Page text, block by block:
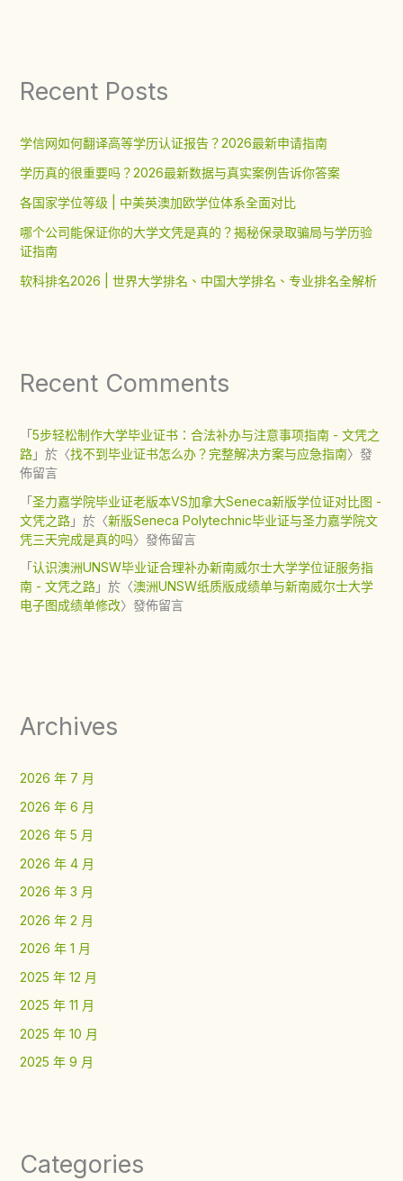
Recent Posts
学信网如何翻译高等学历认证报告？2026最新申请指南
学历真的很重要吗？2026最新数据与真实案例告诉你答案
各国家学位等级 | 中美英澳加欧学位体系全面对比
哪个公司能保证你的大学文凭是真的？揭秘保录取骗局与学历验
证指南
软科排名2026 | 世界大学排名、中国大学排名、专业排名全解析
Recent Comments
「5步轻松制作大学毕业证书：合法补办与注意事项指南 - 文凭之
路」於〈找不到毕业证书怎么办？完整解决方案与应急指南〉發
佈留言
「圣力嘉学院毕业证老版本VS加拿大Seneca新版学位证对比图 -
文凭之路」於〈新版Seneca Polytechnic毕业证与圣力嘉学院文
凭三天完成是真的吗〉發佈留言
「认识澳洲UNSW毕业证合理补办新南威尔士大学学位证服务指
南 - 文凭之路」於〈澳洲UNSW纸质版成绩单与新南威尔士大学
电子图成绩单修改〉發佈留言
Archives
2026 年 7 月
2026 年 6 月
2026 年 5 月
2026 年 4 月
2026 年 3 月
2026 年 2 月
2026 年 1 月
2025 年 12 月
2025 年 11 月
2025 年 10 月
2025 年 9 月
Categories